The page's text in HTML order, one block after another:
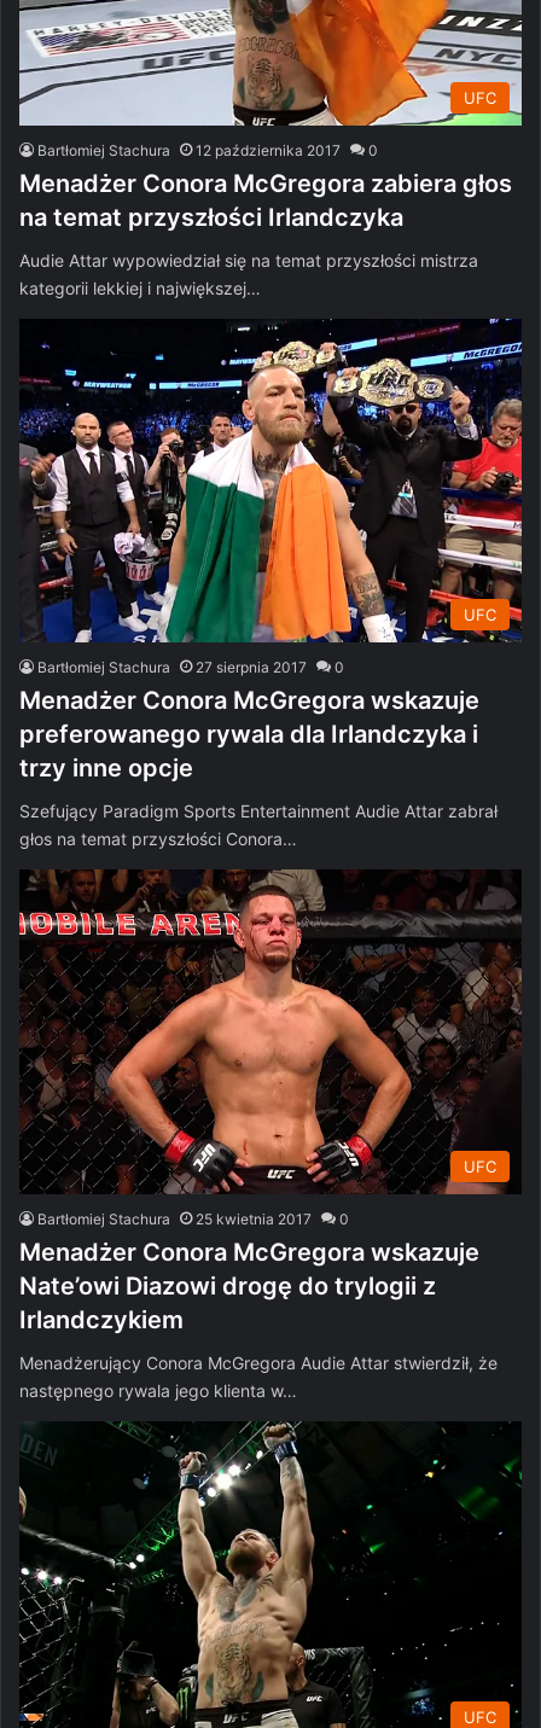
UFC
Bartłomiej Stachura 12 października 2017 0
Menadżer Conora McGregora zabiera głos
na temat przyszłości Irlandczyka
Audie Attar wypowiedział się na temat przyszłości mistrza
kategorii lekkiej i największej…
UFC
Bartłomiej Stachura 27 sierpnia 2017 0
Menadżer Conora McGregora wskazuje
preferowanego rywala dla Irlandczyka i
trzy inne opcje
Szefujący Paradigm Sports Entertainment Audie Attar zabrał
głos na temat przyszłości Conora…
UFC
Bartłomiej Stachura 25 kwietnia 2017 0
Menadżer Conora McGregora wskazuje
Nate’owi Diazowi drogę do trylogii z
Irlandczykiem
Menadżerujący Conora McGregora Audie Attar stwierdził, że
następnego rywala jego klienta w…
UFC